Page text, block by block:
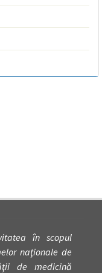
în scopul
naţionale de
de medicină